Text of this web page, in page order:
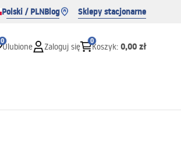
Polski / PLNBlog Sklepy stacjonarne
0
Ulubione Zaloguj się
0
Koszyk: 0,00 zł